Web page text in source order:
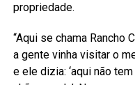
propriedade.
“Aqui se chama Rancho
a gente vinha visitar o
e ele dizia: ‘aqui não